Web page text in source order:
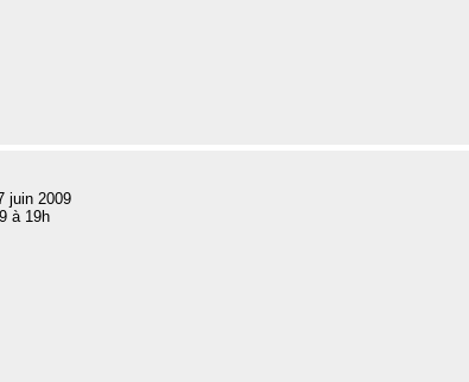
juin 2009
à 19h